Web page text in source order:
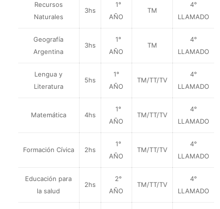
Recursos
Naturales
3hs
1°
AÑO
TM
4°
LLAMADO
Geografía
Argentina
3hs
1°
AÑO
TM
4°
LLAMADO
Lengua y
Literatura
5hs
1°
AÑO
TM/TT/TV
4°
LLAMADO
Matemática 4hs
1°
AÑO
TM/TT/TV
4°
LLAMADO
Formación Cívica 2hs
1°
AÑO
TM/TT/TV
4°
LLAMADO
Educación para
la salud
2hs
2°
AÑO
TM/TT/TV
4°
LLAMADO